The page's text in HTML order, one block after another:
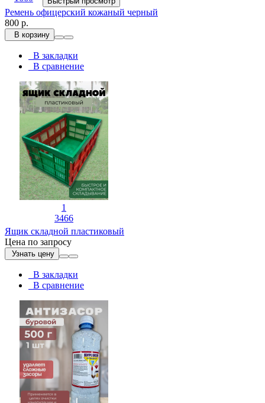
Ремень офицерский кожаный черный
800 р.
В корзину
В закладки
В сравнение
1
3466
Ящик складной пластиковый
Цена по запросу
Узнать цену
В закладки
В сравнение